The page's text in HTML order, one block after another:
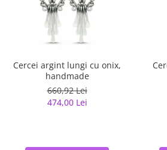
Cercei argint lungi cu onix,
handmade
660,92 Lei
474,00 Lei